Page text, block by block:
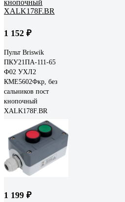
1 152 ₽
Пульт Briswik
ПКУ21ПА-111-65
Ф02 УХЛ2
КМЕ5602Фкр, без
сальников пост
кнопочный
XALK178F.BR
1 199 ₽